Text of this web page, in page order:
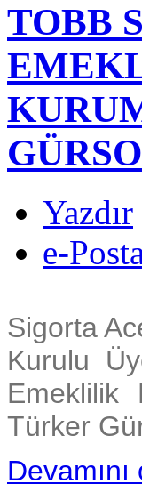
TOBB
Yazdır
e-
Sigorta
Kurulu
Emeklilik
Türker
Devamını